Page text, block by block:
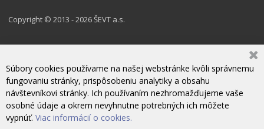
Copyright © 2013 - 2026 ŠEVT a.s.
Súbory cookies používame na našej webstránke kvôli správnemu
fungovaniu stránky, prispôsobeniu analytiky a obsahu
návštevníkovi stránky. Ich používaním nezhromažďujeme vaše
osobné údaje a okrem nevyhnutne potrebných ich môžete
vypnúť. Viac informácií o cookies.